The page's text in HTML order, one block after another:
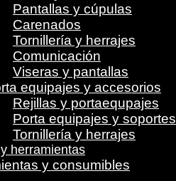
Pantallas y cúpulas
Carenados
Tornillería y herrajes
Comunicación
Viseras y pantallas
equipajes y accesorios
Rejillas y portaequpajes
Porta equipajes y soportes
Tornillería y herrajes
herramientas
y consumibles